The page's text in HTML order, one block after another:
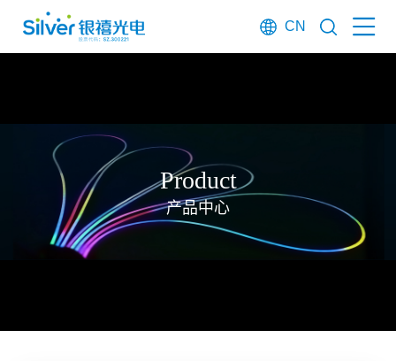
CN
Product
产品中心